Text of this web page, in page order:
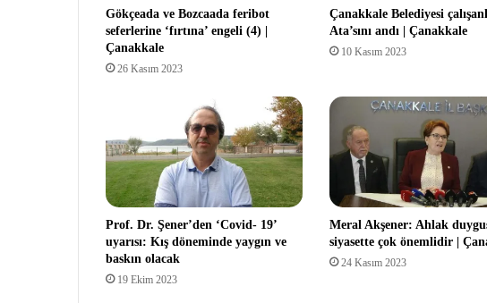
Gökçeada ve Bozcaada feribot
seferlerine ‘fırtına’ engeli (4) |
Çanakkale
26 Kasım 2023
Çanakkale Belediyesi
Ata’sını andı | Çanakkale
10 Kasım 2023
Prof. Dr. Şener’den ‘Covid- 19’
uyarısı: Kış döneminde yaygın ve
baskın olacak
19 Ekim 2023
Meral Akşener: Ahlak
siyasette çok önemlidir |
24 Kasım 2023